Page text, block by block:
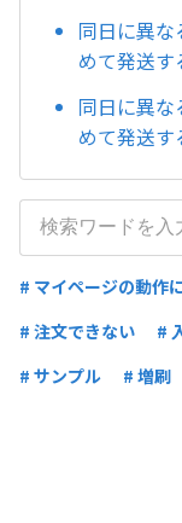
同日に異な
めて発送す
同日に異な
めて発送す
# マイページの動作
# 注文できない
#
# サンプル
# 増刷